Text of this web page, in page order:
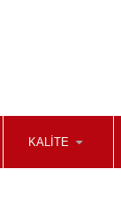
KALITE